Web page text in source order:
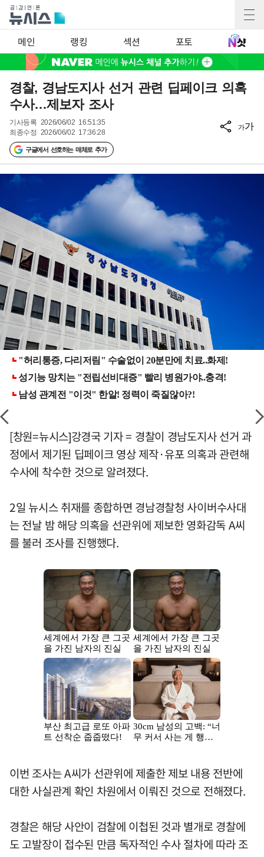
메인 랭킹 섹션 포토
경찰, 경남도지사 선거 관련 딥페이크 의혹
수사…제보자 조사
기사등록 2026/06/02 16:51:35
최종수정 2026/06/02 17:36:28
구글에서 선호하는 매체로 추가
가가
[창원=뉴시스]강경국 기자 = 경찰이 경남도지사 선거 과
정에서 제기된 딥페이크 영상 제작·유포 의혹과 관련해
수사에 착수한 것으로 알려졌다.
2일 뉴시스 취재를 종합하면 경남경찰청 사이버수사대
는 전날 밤 해당 의혹을 선관위에 제보한 영화감독 A씨
를 불러 조사를 진행했다.
이번 조사는 A씨가 선관위에 제출한 제보 내용 전반에
대한 사실관계 확인 차원에서 이뤄진 것으로 전해졌다.
경찰은 해당 사안이 검찰에 이첩된 것과 별개로 경찰에
도 고발장이 접수된 만큼 독자적인 수사 절차에 따라 조